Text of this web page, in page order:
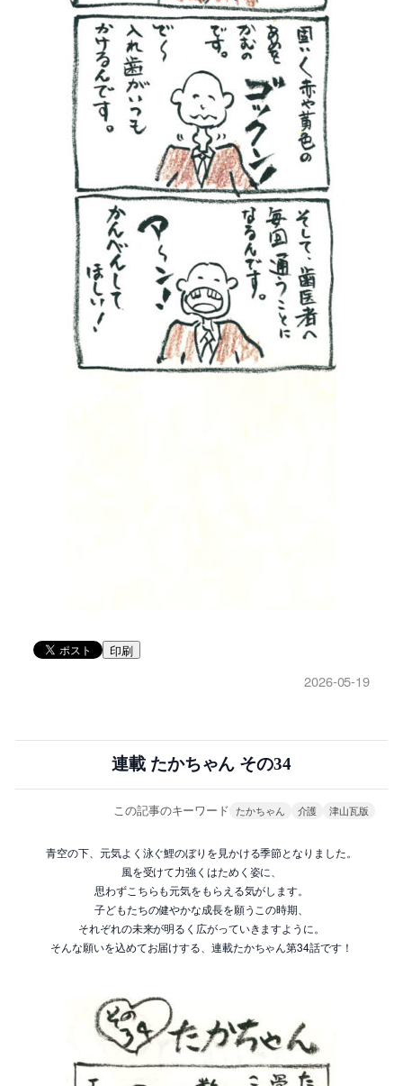
印刷
2026-05-19
連載 たかちゃん その34
この記事のキーワード たかちゃん 介護 津山瓦版
青空の下、元気よく泳ぐ鯉のぼりを見かける季節となりました。
風を受けて力強くはためく姿に、
思わずこちらも元気をもらえる気がします。
子どもたちの健やかな成長を願うこの時期、
それぞれの未来が明るく広がっていきますように。
そんな願いを込めてお届けする、連載たかちゃん第34話です！